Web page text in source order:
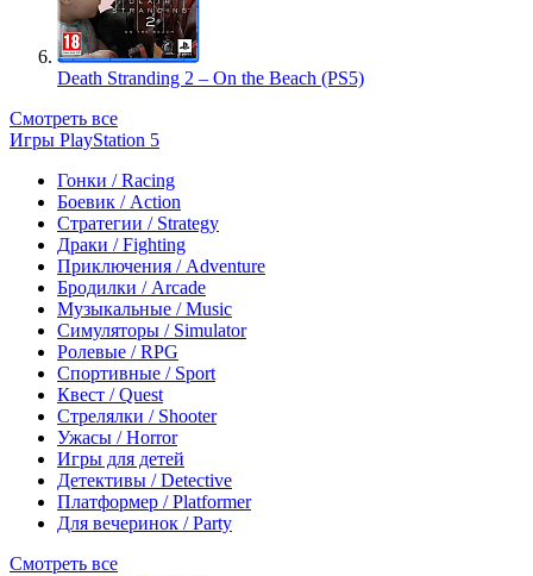
Death Stranding 2 – On the Beach (PS5)
Смотреть все
Игры PlayStation 5
Гонки / Racing
Боевик / Action
Стратегии / Strategy
Драки / Fighting
Приключения / Adventure
Бродилки / Arcade
Музыкальные / Music
Симуляторы / Simulator
Ролевые / RPG
Спортивные / Sport
Квест / Quest
Стрелялки / Shooter
Ужасы / Horror
Игры для детей
Детективы / Detective
Платформер / Platformer
Для вечеринок / Party
Смотреть все